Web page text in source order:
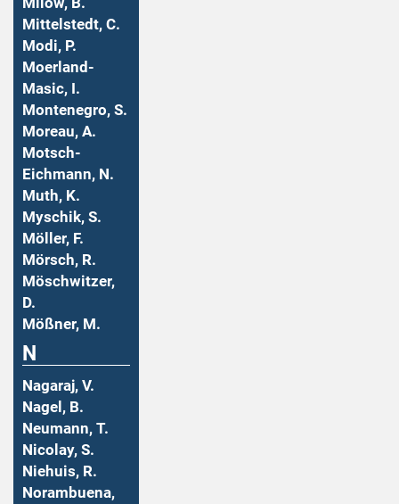
Mittelstedt, C.
Modi, P.
Moerland-
Masic, I.
Montenegro, S.
Moreau, A.
Motsch-
Eichmann, N.
Muth, K.
Myschik, S.
Möller, F.
Mörsch, R.
Möschwitzer,
D.
Mößner, M.
N
Nagaraj, V.
Nagel, B.
Neumann, T.
Nicolay, S.
Niehuis, R.
Norambuena,